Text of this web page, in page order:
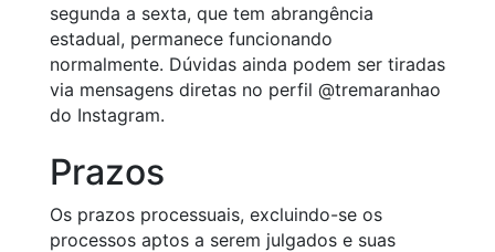
segunda a sexta, que tem abrangência
estadual, permanece funcionando
normalmente. Dúvidas ainda podem ser tiradas
via mensagens diretas no perfil @tremaranhao
do Instagram.
Prazos
Os prazos processuais, excluindo-se os
processos aptos a serem julgados e suas